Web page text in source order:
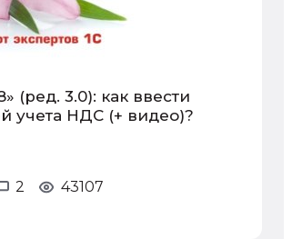
(ред. 3.0): как ввести
учета НДС (+ видео)?
2 43107